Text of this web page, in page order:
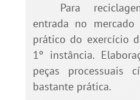
Para
entrada no
prático do exercício
1º instância.
peças processuais
bastante prática.